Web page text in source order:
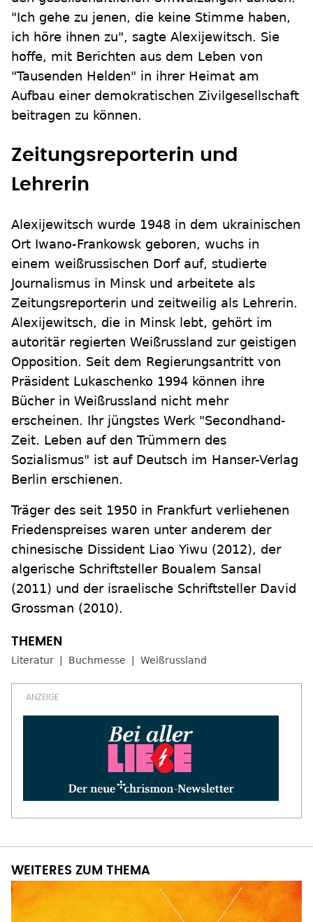
"Ich gehe zu jenen, die keine Stimme haben,
ich höre ihnen zu", sagte Alexijewitsch. Sie
hoffe, mit Berichten aus dem Leben von
"Tausenden Helden" in ihrer Heimat am
Aufbau einer demokratischen Zivilgesellschaft
beitragen zu können.
Zeitungsreporterin und
Lehrerin
Alexijewitsch wurde 1948 in dem ukrainischen
Ort Iwano-Frankowsk geboren, wuchs in
einem weißrussischen Dorf auf, studierte
Journalismus in Minsk und arbeitete als
Zeitungsreporterin und zeitweilig als Lehrerin.
Alexijewitsch, die in Minsk lebt, gehört im
autoritär regierten Weißrussland zur geistigen
Opposition. Seit dem Regierungsantritt von
Präsident Lukaschenko 1994 können ihre
Bücher in Weißrussland nicht mehr
erscheinen. Ihr jüngstes Werk "Secondhand-
Zeit. Leben auf den Trümmern des
Sozialismus" ist auf Deutsch im Hanser-Verlag
Berlin erschienen.
Träger des seit 1950 in Frankfurt verliehenen
Friedenspreises waren unter anderem der
chinesische Dissident Liao Yiwu (2012), der
algerische Schriftsteller Boualem Sansal
(2011) und der israelische Schriftsteller David
Grossman (2010).
Literatur Buchmesse Weißrussland
WEITERES ZUM THEMA